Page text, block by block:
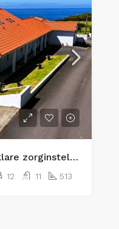
Uitzonderlijke kant-en-klare zorginstelling voor senioren & eersteklas vastgoedbelegging
12 11 513